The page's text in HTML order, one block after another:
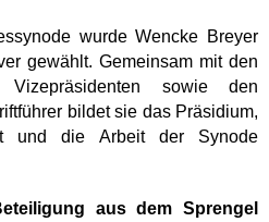
wurde Wencke Breyer
gewählt. Gemeinsam mit den
Vizepräsidenten sowie den
bildet sie das Präsidium,
und die Arbeit der Synode
aus dem Sprengel